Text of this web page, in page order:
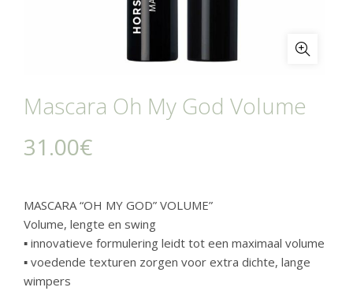
Mascara Oh My God Volume
31.00€
MASCARA “OH MY GOD” VOLUME”
Volume, lengte en swing
▪ innovatieve formulering leidt tot een maximaal volume
▪ voedende texturen zorgen voor extra dichte, lange
wimpers